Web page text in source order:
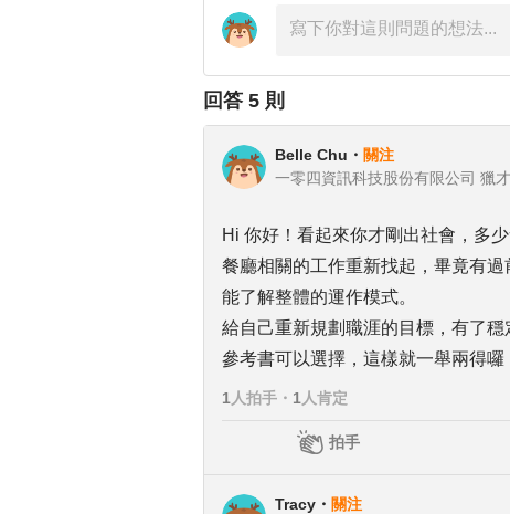
回答 5 則
Belle Chu ・ 關注
一零四資訊科技股份有限公司 獵
Hi 你好！看起來你才剛出社會，多
餐廳相關的工作重新找起，畢竟有
能了解整體的運作模式。
給自己重新規劃職涯的目標，有了
參考書可以選擇，這樣就一舉兩得囉
1 人拍手 ・ 1 人肯定
拍手
Tracy ・ 關注